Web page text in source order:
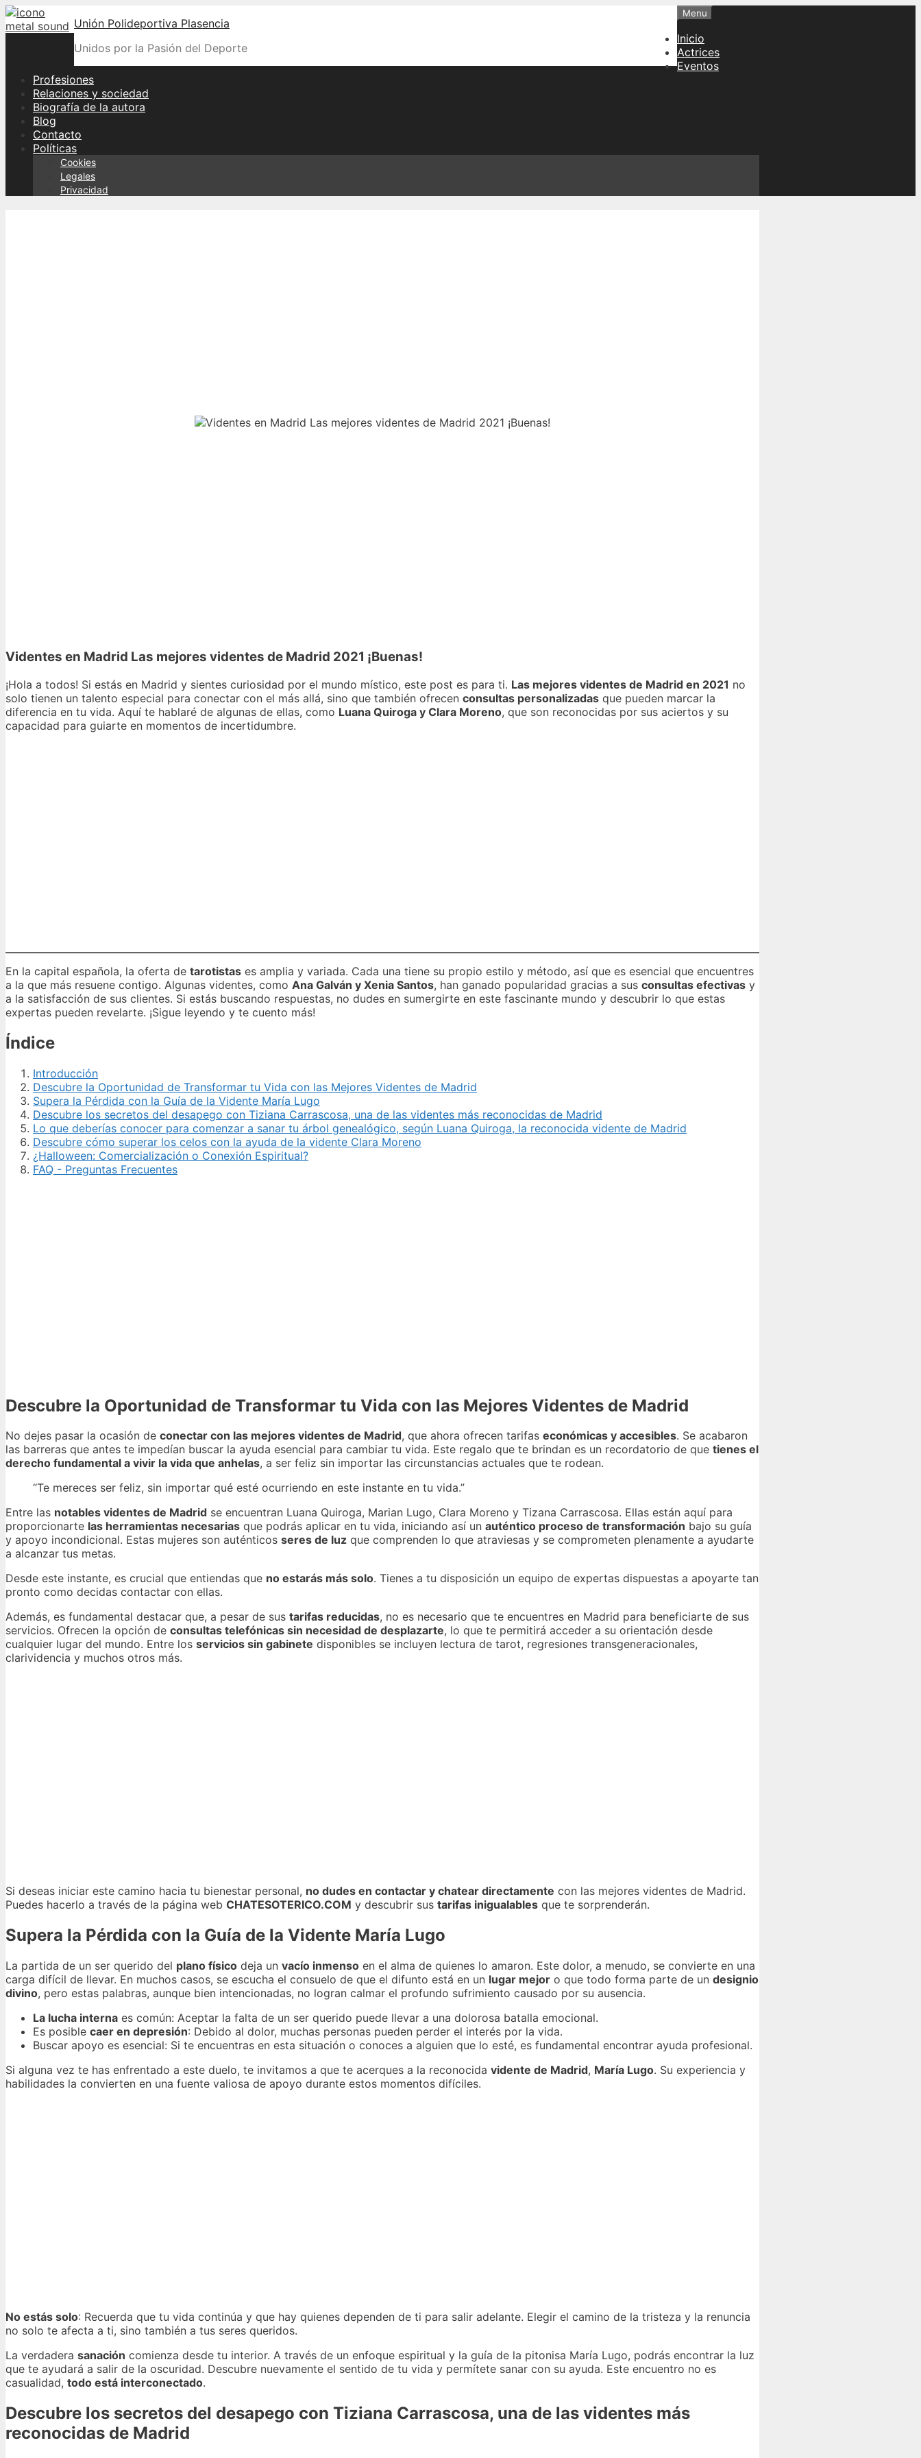
Skip
to
Unión Polideportiva Plasencia
Unidos por la Pasión del Deporte
Menu
Inicio
Actrices
Eventos
Profesiones
Relaciones y sociedad
Biografía de la autora
Blog
Contacto
Políticas
Cookies
Legales
Privacidad
Videntes en Madrid Las mejores videntes de Madrid 2021 ¡Buenas!
¡Hola a todos! Si estás en Madrid y sientes curiosidad por el mundo místico, este post es para ti. Las mejores videntes de Madrid en 2021 no
solo tienen un talento especial para conectar con el más allá, sino que también ofrecen consultas personalizadas que pueden marcar la
diferencia en tu vida. Aquí te hablaré de algunas de ellas, como Luana Quiroga y Clara Moreno, que son reconocidas por sus aciertos y su
capacidad para guiarte en momentos de incertidumbre.
En la capital española, la oferta de tarotistas es amplia y variada. Cada una tiene su propio estilo y método, así que es esencial que encuentres
a la que más resuene contigo. Algunas videntes, como Ana Galván y Xenia Santos, han ganado popularidad gracias a sus consultas efectivas y
a la satisfacción de sus clientes. Si estás buscando respuestas, no dudes en sumergirte en este fascinante mundo y descubrir lo que estas
expertas pueden revelarte. ¡Sigue leyendo y te cuento más!
Índice
Introducción
Descubre la Oportunidad de Transformar tu Vida con las Mejores Videntes de Madrid
Supera la Pérdida con la Guía de la Vidente María Lugo
Descubre los secretos del desapego con Tiziana Carrascosa, una de las videntes más reconocidas de Madrid
Lo que deberías conocer para comenzar a sanar tu árbol genealógico, según Luana Quiroga, la reconocida vidente de Madrid
Descubre cómo superar los celos con la ayuda de la vidente Clara Moreno
¿Halloween: Comercialización o Conexión Espiritual?
FAQ - Preguntas Frecuentes
Descubre la Oportunidad de Transformar tu Vida con las Mejores Videntes de Madrid
No dejes pasar la ocasión de conectar con las mejores videntes de Madrid, que ahora ofrecen tarifas económicas y accesibles. Se acabaron
las barreras que antes te impedían buscar la ayuda esencial para cambiar tu vida. Este regalo que te brindan es un recordatorio de que tienes el
derecho fundamental a vivir la vida que anhelas, a ser feliz sin importar las circunstancias actuales que te rodean.
“Te mereces ser feliz, sin importar qué esté ocurriendo en este instante en tu vida.”
Entre las notables videntes de Madrid se encuentran Luana Quiroga, Marian Lugo, Clara Moreno y Tizana Carrascosa. Ellas están aquí para
proporcionarte las herramientas necesarias que podrás aplicar en tu vida, iniciando así un auténtico proceso de transformación bajo su guía
y apoyo incondicional. Estas mujeres son auténticos seres de luz que comprenden lo que atraviesas y se comprometen plenamente a ayudarte
a alcanzar tus metas.
Desde este instante, es crucial que entiendas que no estarás más solo. Tienes a tu disposición un equipo de expertas dispuestas a apoyarte tan
pronto como decidas contactar con ellas.
Además, es fundamental destacar que, a pesar de sus tarifas reducidas, no es necesario que te encuentres en Madrid para beneficiarte de sus
servicios. Ofrecen la opción de consultas telefónicas sin necesidad de desplazarte, lo que te permitirá acceder a su orientación desde
cualquier lugar del mundo. Entre los servicios sin gabinete disponibles se incluyen lectura de tarot, regresiones transgeneracionales,
clarividencia y muchos otros más.
Si deseas iniciar este camino hacia tu bienestar personal, no dudes en contactar y chatear directamente con las mejores videntes de Madrid.
Puedes hacerlo a través de la página web CHATESOTERICO.COM y descubrir sus tarifas inigualables que te sorprenderán.
Supera la Pérdida con la Guía de la Vidente María Lugo
La partida de un ser querido del plano físico deja un vacío inmenso en el alma de quienes lo amaron. Este dolor, a menudo, se convierte en una
carga difícil de llevar. En muchos casos, se escucha el consuelo de que el difunto está en un lugar mejor o que todo forma parte de un designio
divino, pero estas palabras, aunque bien intencionadas, no logran calmar el profundo sufrimiento causado por su ausencia.
La lucha interna es común: Aceptar la falta de un ser querido puede llevar a una dolorosa batalla emocional.
Es posible caer en depresión: Debido al dolor, muchas personas pueden perder el interés por la vida.
Buscar apoyo es esencial: Si te encuentras en esta situación o conoces a alguien que lo esté, es fundamental encontrar ayuda profesional.
Si alguna vez te has enfrentado a este duelo, te invitamos a que te acerques a la reconocida vidente de Madrid, María Lugo. Su experiencia y
habilidades la convierten en una fuente valiosa de apoyo durante estos momentos difíciles.
No estás solo: Recuerda que tu vida continúa y que hay quienes dependen de ti para salir adelante. Elegir el camino de la tristeza y la renuncia
no solo te afecta a ti, sino también a tus seres queridos.
La verdadera sanación comienza desde tu interior. A través de un enfoque espiritual y la guía de la pitonisa María Lugo, podrás encontrar la luz
que te ayudará a salir de la oscuridad. Descubre nuevamente el sentido de tu vida y permítete sanar con su ayuda. Este encuentro no es
casualidad, todo está interconectado.
Descubre los secretos del desapego con Tiziana Carrascosa, una de las videntes más
reconocidas de Madrid